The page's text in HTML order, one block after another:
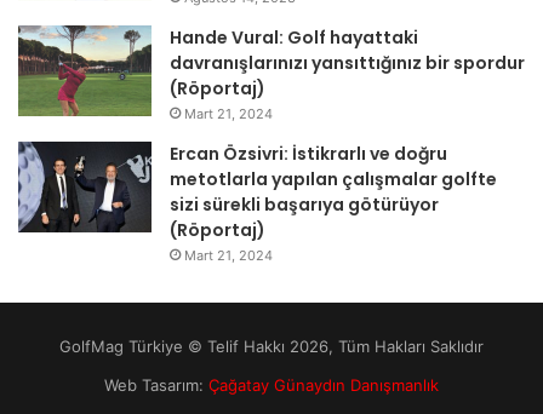
Hande Vural: Golf hayattaki
davranışlarınızı yansıttığınız bir spordur
(Röportaj)
Mart 21, 2024
Ercan Özsivri: İstikrarlı ve doğru
metotlarla yapılan çalışmalar golfte
sizi sürekli başarıya götürüyor
(Röportaj)
Mart 21, 2024
GolfMag Türkiye © Telif Hakkı 2026, Tüm Hakları Saklıdır
Web Tasarım: Çağatay Günaydın Danışmanlık